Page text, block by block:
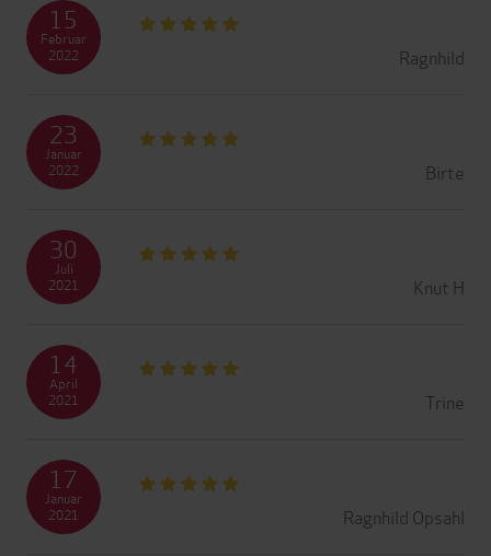
Ragnhild
15
Februar
2022
Birte
23
Januar
2022
Knut H
30
Juli
2021
Trine
14
April
2021
Ragnhild Opsahl
17
Januar
2021